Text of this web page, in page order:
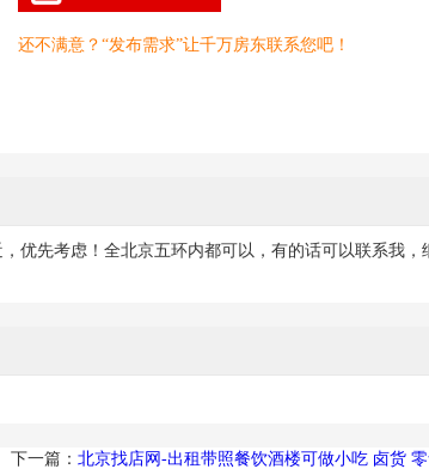
还不满意？“发布需求”让千万房东联系您吧！
优先考虑！全北京五环内都可以，有的话可以联系我，
下一篇： 北京找店网-出租带照餐饮酒楼可做小吃 卤货